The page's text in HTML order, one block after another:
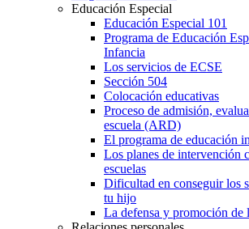
Educación Especial
Educación Especial 101
Programa de Educación
Infancia
Los servicios de ECSE
Sección 504
Colocación educativas
Proceso de admisión,
escuela (ARD)
El programa de educación
Los planes de intervención
escuelas
Dificultad en conseguir los
tu hijo
La defensa y promoción de